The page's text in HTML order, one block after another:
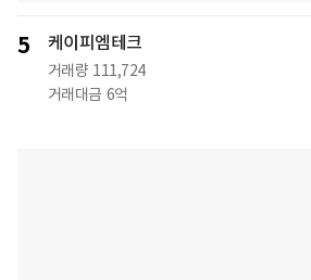
5 케이피엠테크
거래량 111,724
거래대금 6억